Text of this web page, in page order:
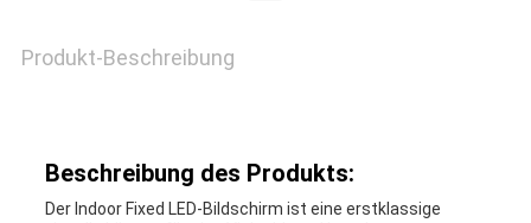
PRIVACY
Produkt-Beschreibung
Beschreibung des Produkts:
Der Indoor Fixed LED-Bildschirm ist eine erstklassige